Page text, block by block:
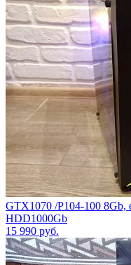
GTX1070 /P104-100 8Gb,
HDD1000Gb
15 990 руб.